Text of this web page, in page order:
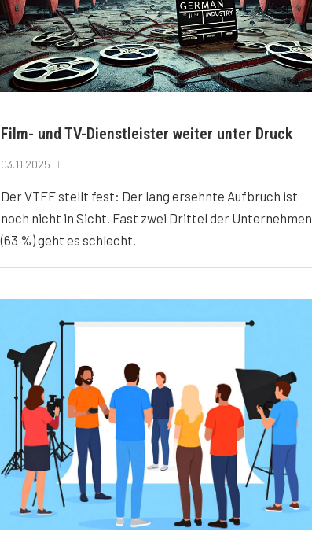
Film- und TV-Dienstleister weiter unter Druck
03.11.2025
Der VTFF stellt fest: Der lang ersehnte Aufbruch ist
noch nicht in Sicht. Fast zwei Drittel der Unternehmen
(63 %) geht es schlecht.